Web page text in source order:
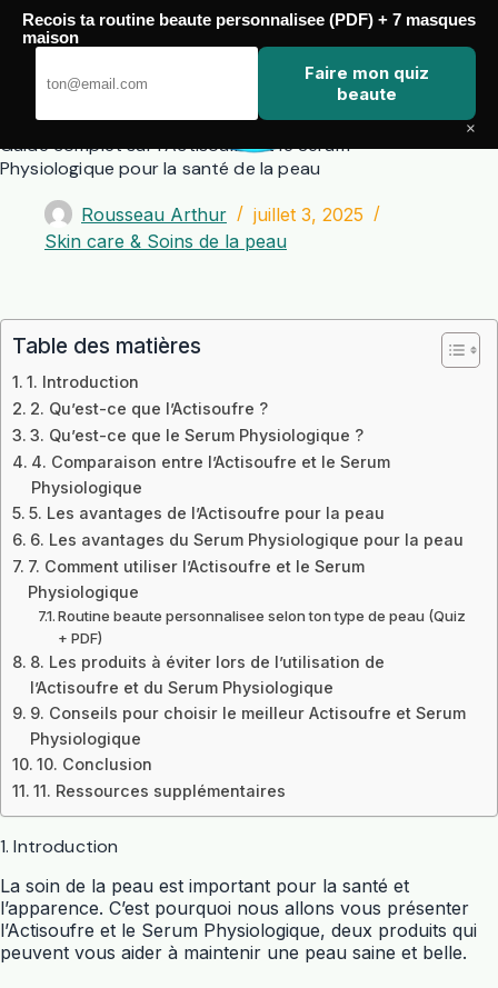
Passer
contenu
Guide complet sur l’Actisoufre et le Serum
Physiologique pour la santé de la peau
Rousseau Arthur
juillet 3, 2025
Skin care & Soins de la peau
Table des matières
1. Introduction
2. Qu’est-ce que l’Actisoufre ?
3. Qu’est-ce que le Serum Physiologique ?
4. Comparaison entre l’Actisoufre et le Serum
Physiologique
5. Les avantages de l’Actisoufre pour la peau
6. Les avantages du Serum Physiologique pour la peau
7. Comment utiliser l’Actisoufre et le Serum
Physiologique
Routine beaute personnalisee selon ton type de peau (Quiz
+ PDF)
8. Les produits à éviter lors de l’utilisation de
l’Actisoufre et du Serum Physiologique
9. Conseils pour choisir le meilleur Actisoufre et Serum
Physiologique
10. Conclusion
11. Ressources supplémentaires
1. Introduction
La soin de la peau est important pour la santé et
l’apparence. C’est pourquoi nous allons vous présenter
l’Actisoufre et le Serum Physiologique, deux produits qui
peuvent vous aider à maintenir une peau saine et belle.
Recois ta routine beaute personnalisee (PDF) + 7 masques
maison
Faire mon quiz
beaute
×